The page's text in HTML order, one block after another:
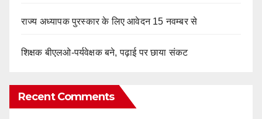
राज्य अध्यापक पुरस्कार के लिए आवेदन 15 नवम्बर से
शिक्षक बीएलओ-पर्यवेक्षक बने, पढ़ाई पर छाया संकट
Recent Comments